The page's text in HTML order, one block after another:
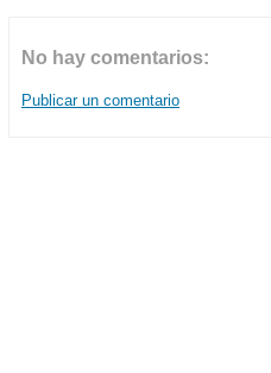
No hay comentarios:
Publicar un comentario